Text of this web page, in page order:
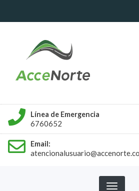
Línea de Emergencia
6760652
Email:
atencionalusuario@accenorte.co